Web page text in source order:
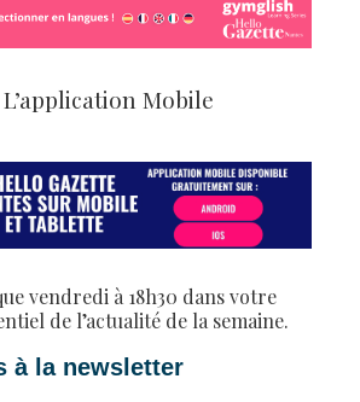
Mobile
vendredi à 18h30 dans votre
de l’actualité de la semaine.
à la newsletter